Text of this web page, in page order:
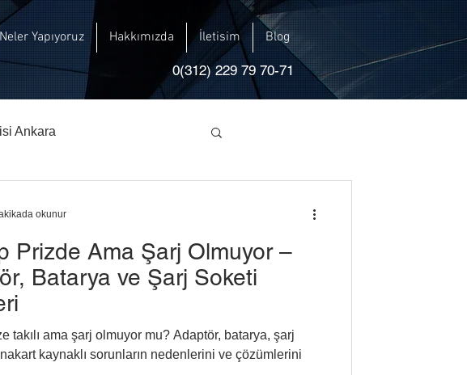
Neler Yapıyoruz Hakkımızda İletisim Blog
0(312) 229 79 70-71
Ankara
Prizde Ama Şarj Olmuyor –
Batarya ve Şarj Soketi
takılı ama şarj olmuyor mu? Adaptör, batarya, şarj
kaynaklı sorunların nedenlerini ve çözümlerini
okunur